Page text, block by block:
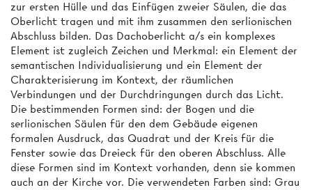
zur ersten Hülle und das Einfügen zweier Säulen, die das
Oberlicht tragen und mit ihm zusammen den serlionischen
Abschluss bilden. Das Dachoberlicht a/s ein komplexes
Element ist zugleich Zeichen und Merkmal: ein Element der
semantischen Individualisierung und ein Element der
Charakterisierung im Kontext, der räumlichen
Verbindungen und der Durchdringungen durch das Licht.
Die bestimmenden Formen sind: der Bogen und die
serlionischen Säulen für den dem Gebäude eigenen
formalen Ausdruck, das Quadrat und der Kreis für die
Fenster sowie das Dreieck für den oberen Abschluss. Alle
diese Formen sind im Kontext vorhanden, denn sie kommen
auch an der Kirche vor. Die verwendeten Farben sind: Grau